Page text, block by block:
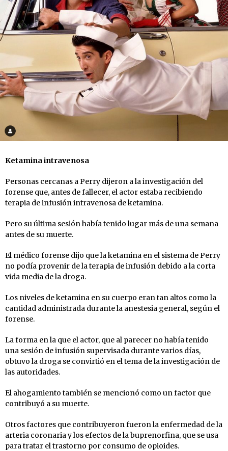
Ketamina intravenosa
Personas cercanas a Perry dijeron a la investigación del
forense que, antes de fallecer, el actor estaba recibiendo
terapia de infusión intravenosa de ketamina.
Pero su última sesión había tenido lugar más de una semana
antes de su muerte.
El médico forense dijo que la ketamina en el sistema de Perry
no podía provenir de la terapia de infusión debido a la corta
vida media de la droga.
Los niveles de ketamina en su cuerpo eran tan altos como la
cantidad administrada durante la anestesia general, según el
forense.
La forma en la que el actor, que al parecer no había tenido
una sesión de infusión supervisada durante varios días,
obtuvo la droga se convirtió en el tema de la investigación de
las autoridades.
El ahogamiento también se mencionó como un factor que
contribuyó a su muerte.
Otros factores que contribuyeron fueron la enfermedad de la
arteria coronaria y los efectos de la buprenorfina, que se usa
para tratar el trastorno por consumo de opioides.